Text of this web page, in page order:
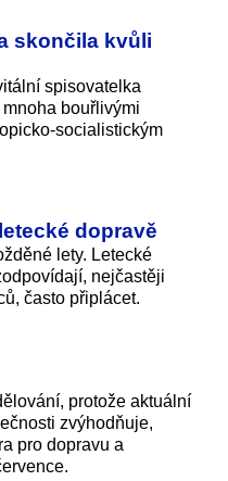
skončila kvůli
spisovatelka
bouřlivými
socialistickým
dopravě
lety. Letecké
nejčastěji
často připlácet.
protože aktuální
zvýhodňuje,
pro dopravu a